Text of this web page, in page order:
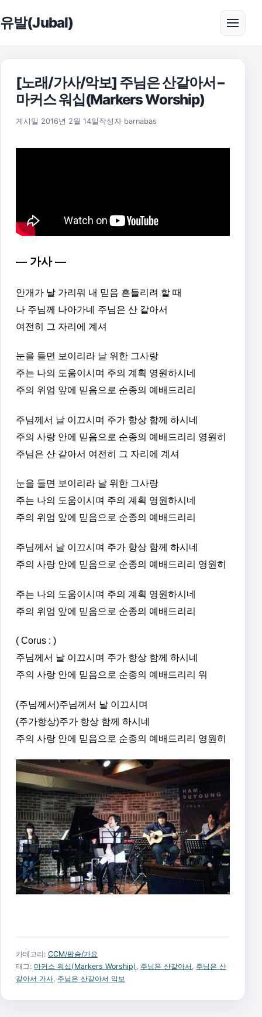
유발(Jubal) 메뉴
[노래/가사/악보] 주님은 산같아서 –
마커스 워십(Markers Worship)
게시일 2016년 2월 14일 2025년 11월 18일
작성자 barnabas
— 가사 —
안개가 날 가리워 내 믿음 흔들리려 할 때
나 주님께 나아가네 주님은 산 같아서
여전히 그 자리에 계셔
눈을 들면 보이리라 날 위한 그사랑
주는 나의 도움이시며 주의 계획 영원하시네
주의 위엄 앞에 믿음으로 순종의 예배드리리
주님께서 날 이끄시며 주가 항상 함께 하시네
주의 사랑 안에 믿음으로 순종의 예배드리리 영원히
주님은 산 같아서 여전히 그 자리에 계셔
눈을 들면 보이리라 날 위한 그사랑
주는 나의 도움이시며 주의 계획 영원하시네
주의 위엄 앞에 믿음으로 순종의 예배드리리
주님께서 날 이끄시며 주가 항상 함께 하시네
주의 사랑 안에 믿음으로 순종의 예배드리리 영원히
주는 나의 도움이시며 주의 계획 영원하시네
주의 위엄 앞에 믿음으로 순종의 예배드리리
( Corus : )
주님께서 날 이끄시며 주가 항상 함께 하시네
주의 사랑 안에 믿음으로 순종의 예배드리리 워
(주님께서)주님께서 날 이끄시며
(주가항상)주가 항상 함께 하시네
주의 사랑 안에 믿음으로 순종의 예배드리리 영원히
카테고리: CCM/팝송/가요
태그: 마커스 워십(Markers Worship) 주님은 산같아서 주님은 산
같아서 가사 주님은 산같아서 악보